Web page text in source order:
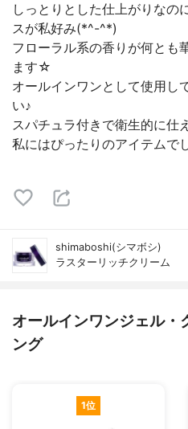
しっとりとした仕上がりなの
スが私好み(*^-^*)
フローラル系の香りが何とも
ます☆
オールインワンとして使用し
い♪
スパチュラ付きで衛生的に仕
私にはぴったりのアイテムで
shimaboshi(シマボシ)
ラスターリッチクリーム
オールインワンジェル・
ング
1位